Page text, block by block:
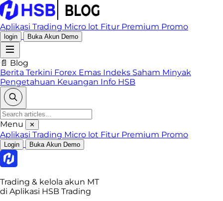
Aplikasi Trading Micro lot Fitur Premium Promo
login Buka Akun Demo
📄 Blog
Berita Terkini Forex Emas Indeks Saham Minyak
Pengetahuan Keuangan Info HSB
Menu ✕
Aplikasi Trading Micro lot Fitur Premium Promo
Login Buka Akun Demo
Trading & kelola akun MT
di Aplikasi HSB Trading